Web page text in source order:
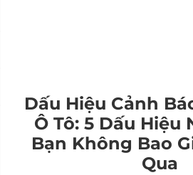
Dấu Hiệu Cảnh
Ô Tô: 5 Dấu Hiệu
Bạn Không Bao
Qua